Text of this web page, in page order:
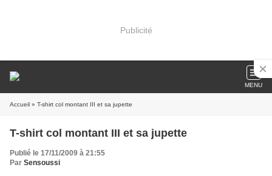
Publicité
MENU
Accueil » T-shirt col montant III et sa jupette
T-shirt col montant III et sa jupette
Publié le 17/11/2009 à 21:55
Par Sensoussi